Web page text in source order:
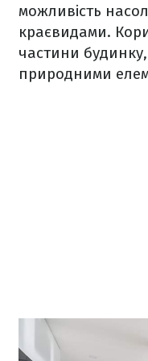
можливість
краєвидами.
частини
природними